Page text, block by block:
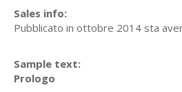
Sales info:
Pubblicato in ottobre 2014 sta
Sample text:
Prologo